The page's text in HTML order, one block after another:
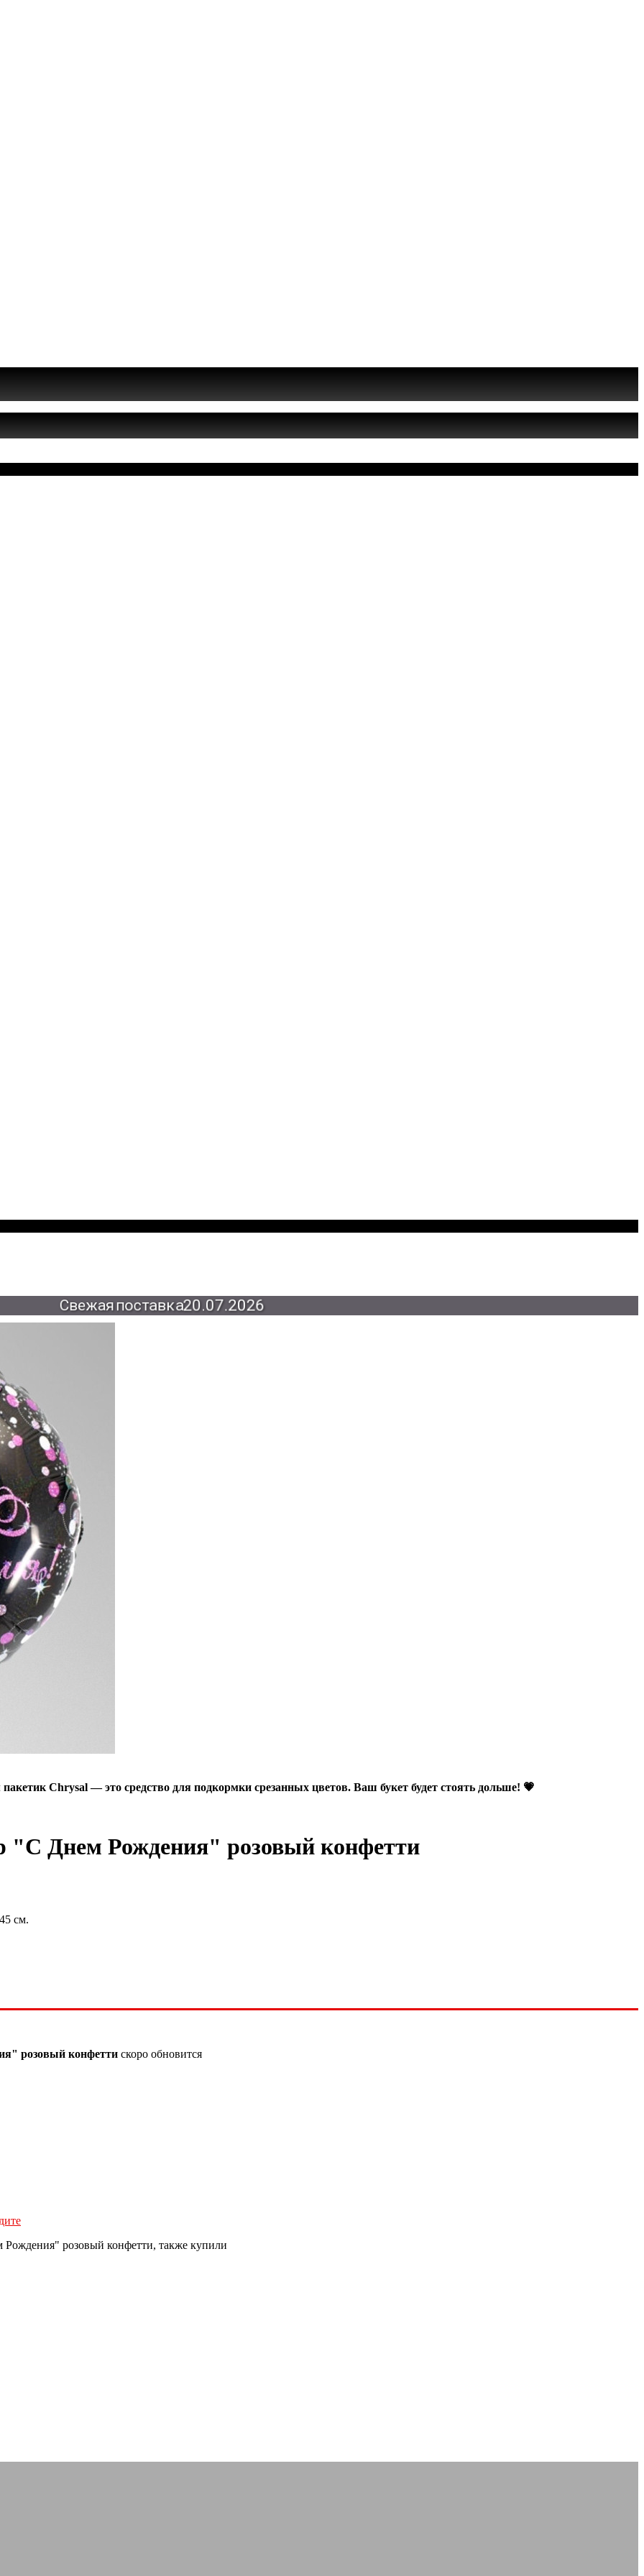
Свежая поставка 20.07.2026
Chrysal — это средство для подкормки срезанных цветов. Ваш букет будет стоять дольше! 💗
Днем Рождения" розовый конфетти
см.
розовый конфетти скоро обновится
розовый конфетти, также купили